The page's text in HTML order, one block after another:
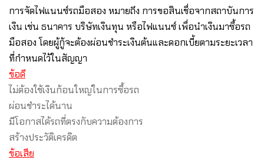
การจัดไฟแนนซ์รถมือสอง หมายถึง การขอสินเชื่อจากสถาบันการ
เงิน เช่น ธนาคาร บริษัทเงินทุน หรือไฟแนนซ์ เพื่อนำเงินมาซื้อรถ
มือสอง โดยผู้กู้จะต้องผ่อนชำระเงินต้นและดอกเบี้ยตามระยะเวลา
ที่กำหนดไว้ในสัญญา
ข้อดี
ไม่ต้องใช้เงินก้อนใหญ่ในการซื้อรถ
ผ่อนชำระได้นาน
มีโอกาสได้รถที่ตรงกับความต้องการ
สร้างประวัติเครดิต
ข้อเสีย